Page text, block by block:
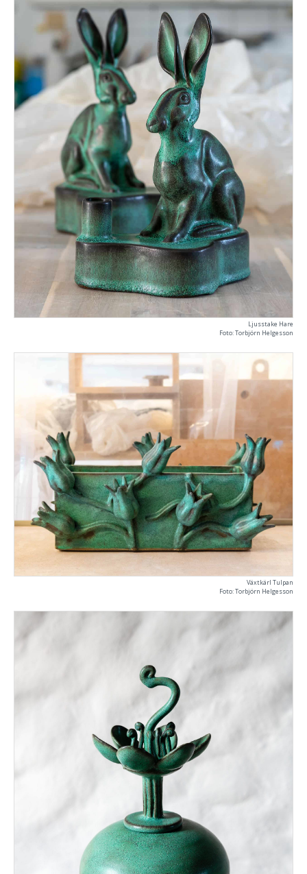
Ljusstake Hare
Foto: Torbjörn Helgesson
Växtkärl Tulpan
Foto: Torbjörn Helgesson